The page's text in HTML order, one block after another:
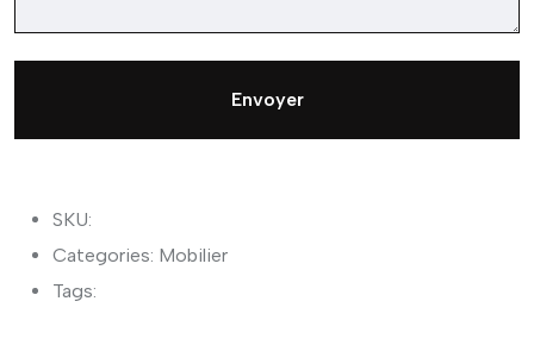
Envoyer
SKU:
Categories: Mobilier
Tags: